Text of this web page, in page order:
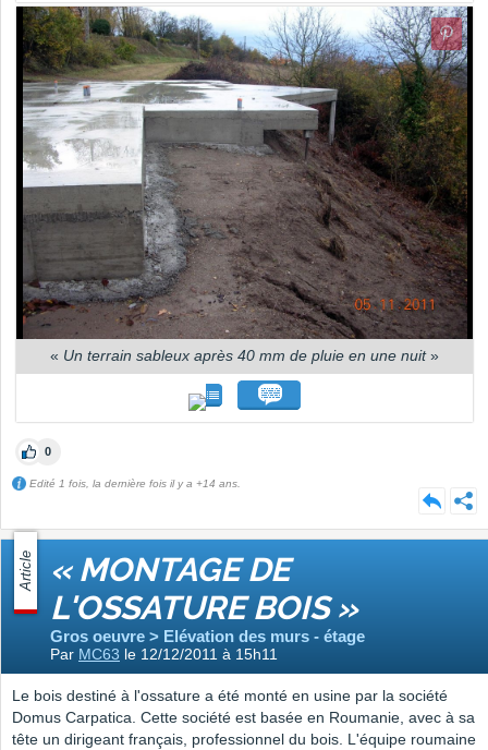
« Un terrain sableux après 40 mm de pluie en une nuit»
0
Edité 1 fois, la dernière fois il y a +14 ans.
Article « MONTAGE DE
L'OSSATURE BOIS »
Gros oeuvre > Elévation des murs - étage
Par MC63 le 12/12/2011 à 15h11
Le bois destiné à l'ossature a été monté en usine par la société
Domus Carpatica. Cette société est basée en Roumanie, avec à sa
tête un dirigeant français, professionnel du bois. L'équipe roumaine